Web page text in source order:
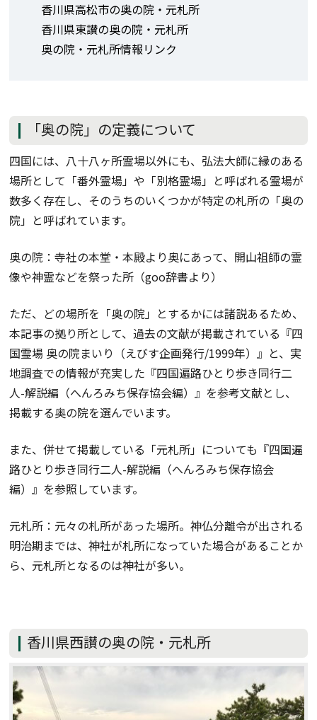
香川県高松市の奥の院・元札所
香川県東讃の奥の院・元札所
奥の院・元札所情報リンク
「奥の院」の定義について
四国には、八十八ヶ所霊場以外にも、弘法大師に縁のある
場所として「番外霊場」や「別格霊場」と呼ばれる霊場が
数多く存在し、そのうちのいくつかが特定の札所の「奥の
院」と呼ばれています。
奥の院：寺社の本堂・本殿より奥にあって、開山祖師の霊
像や神霊などを祭った所（goo辞書より）
ただ、どの場所を「奥の院」とするかには諸説あるため、
本記事の拠り所として、過去の文献が掲載されている『四
国霊場 奥の院まいり（えびす企画発行/1999年）』と、実
地調査での情報が充実した『四国遍路ひとり歩き同行二
人-解説編（へんろみち保存協会編）』を参考文献とし、
掲載する奥の院を選んでいます。
また、併せて掲載している「元札所」についても『四国遍
路ひとり歩き同行二人-解説編（へんろみち保存協会
編）』を参照しています。
元札所：元々の札所があった場所。神仏分離令が出される
明治期までは、神社が札所になっていた場合があることか
ら、元札所となるのは神社が多い。
香川県西讃の奥の院・元札所